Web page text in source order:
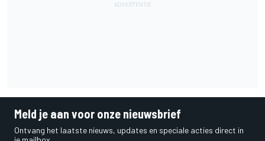
Meld je aan voor onze nieuwsbrief
Ontvang het laatste nieuws, updates en speciale acties direct in